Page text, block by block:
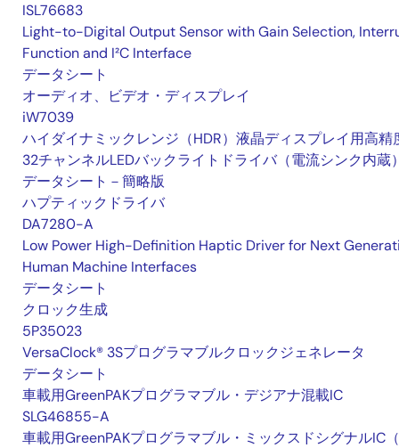
ISL76683
Light-to-Digital Output Sensor with Gain Selection,
Function and I²C Interface
データシート
オーディオ、ビデオ・ディスプレイ
iW7039
ハイダイナミックレンジ（HDR）液晶ディスプレイ用高精
32チャンネルLEDバックライトドライバ（電流シンク内蔵
データシート－簡略版
ハプティックドライバ
DA7280-A
Low Power High-Definition Haptic Driver for Next
Human Machine Interfaces
データシート
クロック生成
5P35023
VersaClock® 3Sプログラマブルクロックジェネレータ
データシート
車載用GreenPAKプログラマブル・デジアナ混載IC
SLG46855-A
車載用GreenPAKプログラマブル・ミックスドシグナルIC